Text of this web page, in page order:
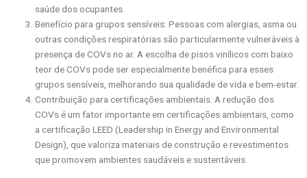
saúde dos ocupantes.
Benefício para grupos sensíveis: Pessoas com alergias, asma ou
outras condições respiratórias são particularmente vulneráveis à
presença de COVs no ar. A escolha de pisos vinílicos com baixo
teor de COVs pode ser especialmente benéfica para esses
grupos sensíveis, melhorando sua qualidade de vida e bem-estar.
Contribuição para certificações ambientais: A redução dos
COVs é um fator importante em certificações ambientais, como
a certificação LEED (Leadership in Energy and Environmental
Design), que valoriza materiais de construção e revestimentos
que promovem ambientes saudáveis e sustentáveis.